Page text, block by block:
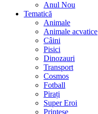
Anul Nou
Tematică
Animale
Animale acvatice
Câini
Pisici
Dinozauri
Transport
Cosmos
Fotball
Pirați
Super Eroi
Prințese